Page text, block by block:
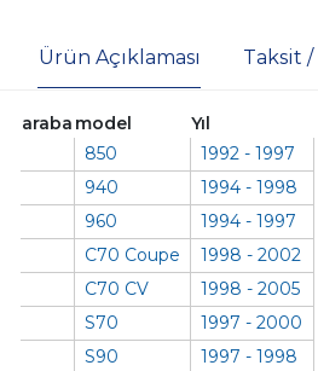
Ürün Açıklaması Taksit
araba model
Yıl
850
1992 - 1997
940
1994 - 1998
960
1994 - 1997
C70 Coupe
1998 - 2002
C70 CV
1998 - 2005
S70
1997 - 2000
S90
1997 - 1998